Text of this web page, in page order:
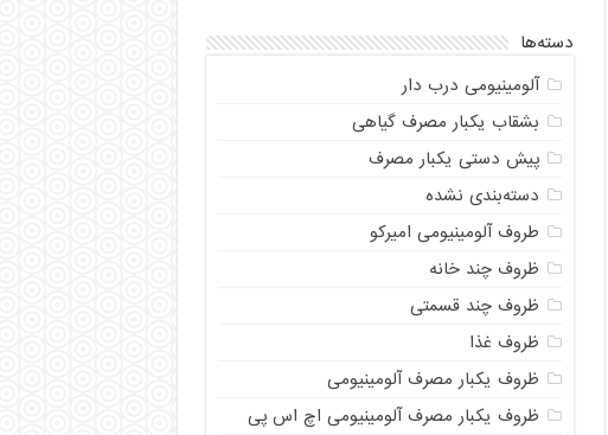
دسته‌ها
آلومینیومی درب دار
بشقاب یکبار مصرف گیاهی
پیش دستی یکبار مصرف
دسته‌بندی نشده
طروف آلومینیومی امیرکو
ظروف چند خانه
ظروف چند قسمتی
ظروف غذا
ظروف یکبار مصرف آلومینیومی
ظروف یکبار مصرف آلومینیومی اچ اس پی